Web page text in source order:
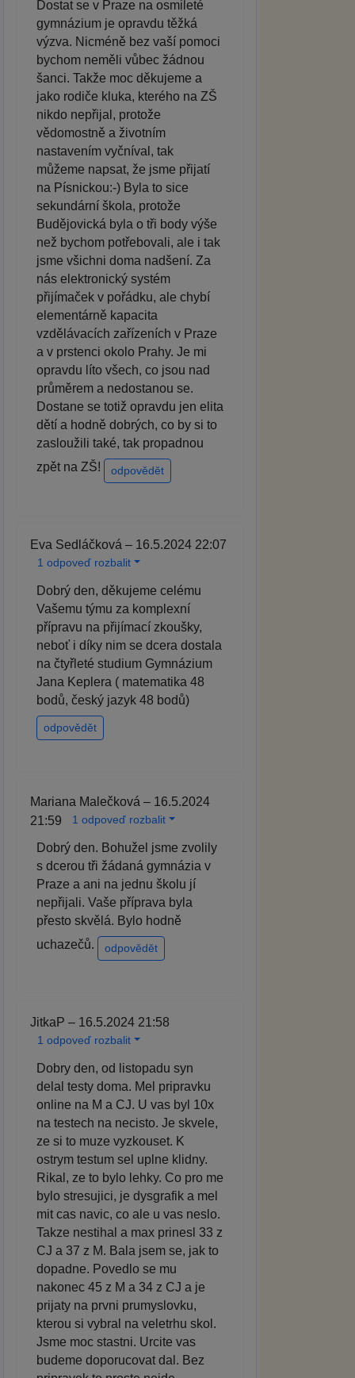
Dostat se v Praze na osmileté
gymnázium je opravdu těžká
výzva. Nicméně bez vaší pomoci
bychom neměli vůbec žádnou
šanci. Takže moc děkujeme a
jako rodiče kluka, kterého na ZŠ
nikdo nepřijal, protože
vědomostně a životním
nastavením vyčníval, tak
můžeme napsat, že jsme přijatí
na Písnickou:-) Byla to sice
sekundární škola, protože
Budějovická byla o tři body výše
než bychom potřebovali, ale i tak
jsme všichni doma nadšení. Za
nás elektronický systém
přijímaček v pořádku, ale chybí
elementárně kapacita
vzdělávacích zařízeních v Praze
a v prstenci okolo Prahy. Je mi
opravdu líto všech, co jsou nad
průměrem a nedostanou se.
Dostane se totiž opravdu jen elita
dětí a hodně dobrých, co by si to
zasloužili také, tak propadnou
zpět na ZŠ!
odpovědět
Eva Sedláčková – 16.5.2024 22:07
1 odpoveď rozbalit
Dobrý den, děkujeme celému
Vašemu týmu za komplexní
přípravu na přijímací zkoušky,
neboť i díky nim se dcera dostala
na čtyřleté studium Gymnázium
Jana Keplera ( matematika 48
bodů, český jazyk 48 bodů)
odpovědět
Mariana Malečková – 16.5.2024
21:59
1 odpoveď rozbalit
Dobrý den. Bohužel jsme zvolily
s dcerou tři žádaná gymnázia v
Praze a ani na jednu školu jí
nepřijali. Vaše příprava byla
přesto skvělá. Bylo hodně
uchazečů.
odpovědět
JitkaP – 16.5.2024 21:58
1 odpoveď rozbalit
Dobry den, od listopadu syn
delal testy doma. Mel pripravku
online na M a CJ. U vas byl 10x
na testech na necisto. Je skvele,
ze si to muze vyzkouset. K
ostrym testum sel uplne klidny.
Rikal, ze to bylo lehky. Co pro me
bylo stresujici, je dysgrafik a mel
mit cas navic, co ale u vas neslo.
Takze nestihal a max prinesl 33 z
CJ a 37 z M. Bala jsem se, jak to
dopadne. Povedlo se mu
nakonec 45 z M a 34 z CJ a je
prijaty na prvni prumyslovku,
kterou si vybral na veletrhu skol.
Jsme moc stastni. Urcite vas
budeme doporucovat dal. Bez